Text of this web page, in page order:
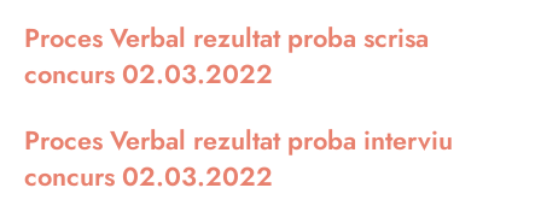
Proces Verbal rezultat proba scrisa
concurs 02.03.2022
Proces Verbal rezultat proba interviu
concurs 02.03.2022